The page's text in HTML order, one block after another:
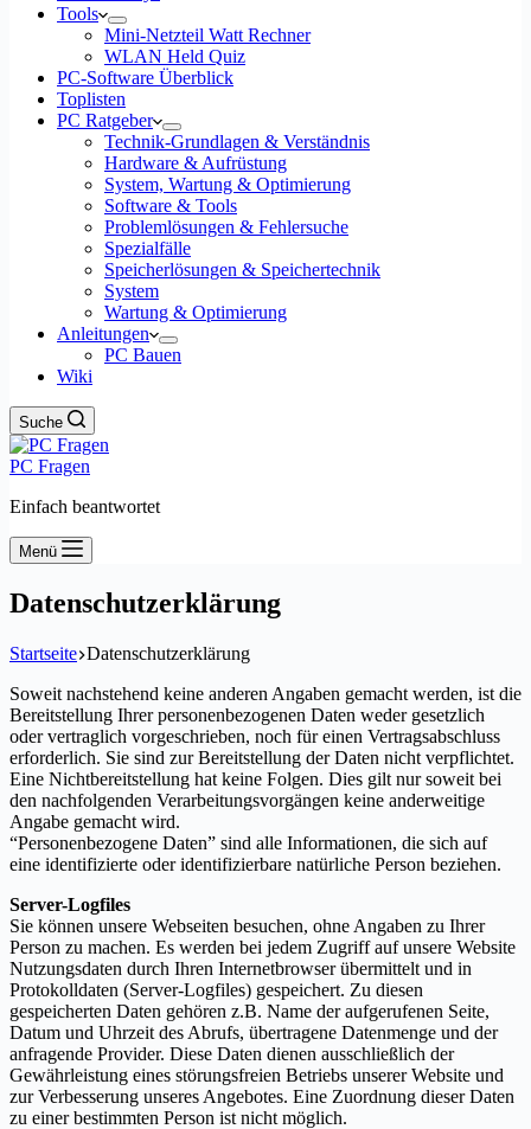
Tools
Mini-Netzteil Watt Rechner
WLAN Held Quiz
PC-Software Überblick
Toplisten
PC Ratgeber
Technik-Grundlagen & Verständnis
Hardware & Aufrüstung
System, Wartung & Optimierung
Software & Tools
Problemlösungen & Fehlersuche
Spezialfälle
Speicherlösungen & Speichertechnik
System
Wartung & Optimierung
Anleitungen
PC Bauen
Wiki
Suche
PC Fragen
Einfach beantwortet
Menü
Datenschutzerklärung
Startseite Datenschutzerklärung
Soweit nachstehend keine anderen Angaben gemacht werden, ist die
Bereitstellung Ihrer personenbezogenen Daten weder gesetzlich
oder vertraglich vorgeschrieben, noch für einen Vertragsabschluss
erforderlich. Sie sind zur Bereitstellung der Daten nicht verpflichtet.
Eine Nichtbereitstellung hat keine Folgen. Dies gilt nur soweit bei
den nachfolgenden Verarbeitungsvorgängen keine anderweitige
Angabe gemacht wird.
“Personenbezogene Daten” sind alle Informationen, die sich auf
eine identifizierte oder identifizierbare natürliche Person beziehen.
Server-Logfiles
Sie können unsere Webseiten besuchen, ohne Angaben zu Ihrer
Person zu machen. Es werden bei jedem Zugriff auf unsere Website
Nutzungsdaten durch Ihren Internetbrowser übermittelt und in
Protokolldaten (Server-Logfiles) gespeichert. Zu diesen
gespeicherten Daten gehören z.B. Name der aufgerufenen Seite,
Datum und Uhrzeit des Abrufs, übertragene Datenmenge und der
anfragende Provider. Diese Daten dienen ausschließlich der
Gewährleistung eines störungsfreien Betriebs unserer Website und
zur Verbesserung unseres Angebotes. Eine Zuordnung dieser Daten
zu einer bestimmten Person ist nicht möglich.